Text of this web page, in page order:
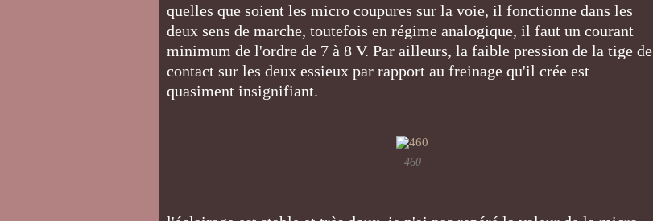
quelles que soient les micro coupures sur la voie, il fonctionne dans les
deux sens de marche, toutefois en régime analogique, il faut un courant
minimum de l'ordre de 7 à 8 V. Par ailleurs, la faible pression de la tige de
contact sur les deux essieux par rapport au freinage qu'il crée est
quasiment insignifiant.
460